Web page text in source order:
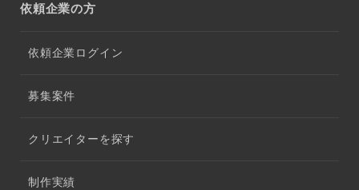
依頼企業の方
依頼企業ログイン
募集案件
クリエイターを探す
制作実績